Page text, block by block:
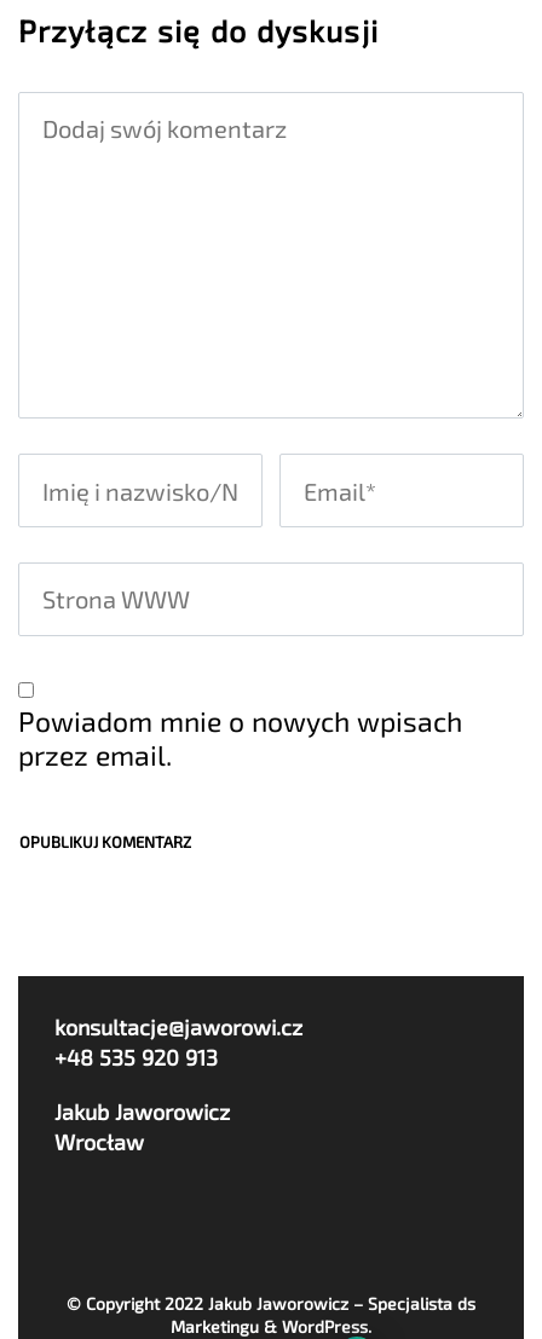
Przyłącz się do dyskusji
Powiadom mnie o nowych wpisach
przez email.
konsultacje@jaworowi.cz
+48 535 920 913
Jakub Jaworowicz
Wrocław
© Copyright 2022 Jakub Jaworowicz – Specjalista ds
Marketingu & WordPress.